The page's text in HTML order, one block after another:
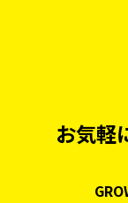
お気軽